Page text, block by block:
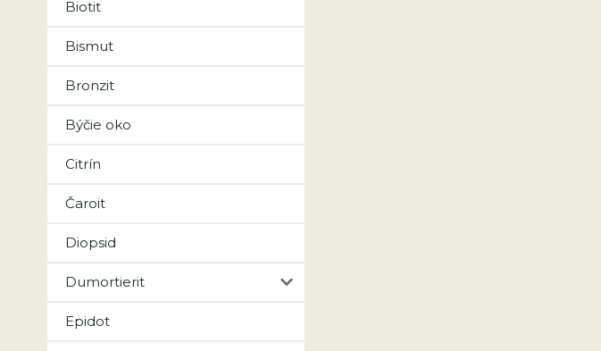
Biotit
Bismut
Bronzit
Býčie oko
Citrín
Čaroit
Diopsid
Dumortierit
Epidot